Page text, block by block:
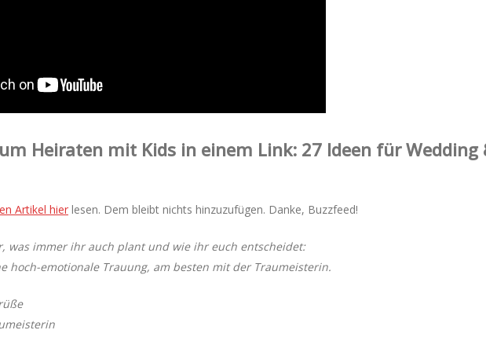
Heiraten mit Kids in einem Link: 27 Ideen für Wedding
Artikel hier lesen. Dem bleibt nichts hinzuzufügen. Danke, Buzzfeed!
was immer ihr auch plant und wie ihr euch entscheidet:
hoch-emotionale Trauung, am besten mit der Traumeisterin.